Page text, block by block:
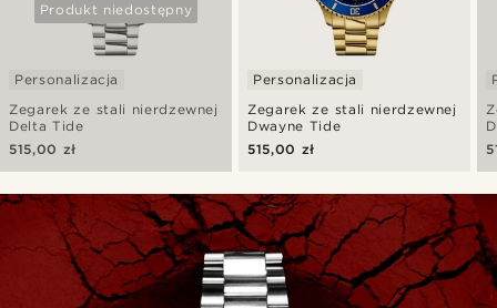
Produkt niedostępny
Zegarek ze stali nierdzewnej
Delta Tide
Personalizacja
515,00 zł
Zegarek ze stali nierdzewnej
Dwayne Tide
Personalizacja
515,00 zł